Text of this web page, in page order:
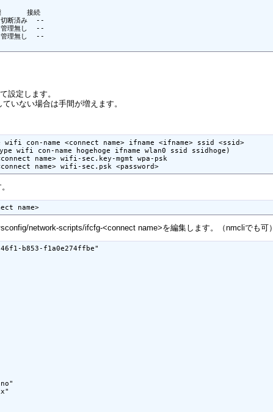
接続
済み  --
理無し  --
無し  --
設定します。
いない場合は手間が増えます。
con-name <connect name> ifname <ifname> ssid <ssid>
wifi con-name hogehoge ifname wlan0 ssid ssidhoge)
name> wifi-sec.key-mgmt wpa-psk
network-scripts/ifcfg-<connect name>を編集します。（nmcliでも可）
46f1-b853-f1a0e274ffbe"